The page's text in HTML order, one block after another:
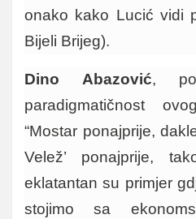
onako kako Lucić vidi
Bijeli Brijeg).
Dino Abazović,
paradigmatičnost
“Mostar ponajprije,
Velež’ ponajprije,
eklatantan su primjer
stojimo sa